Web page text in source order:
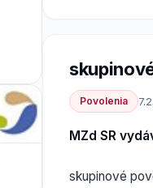
Povolenia
MZd SR
skupinové